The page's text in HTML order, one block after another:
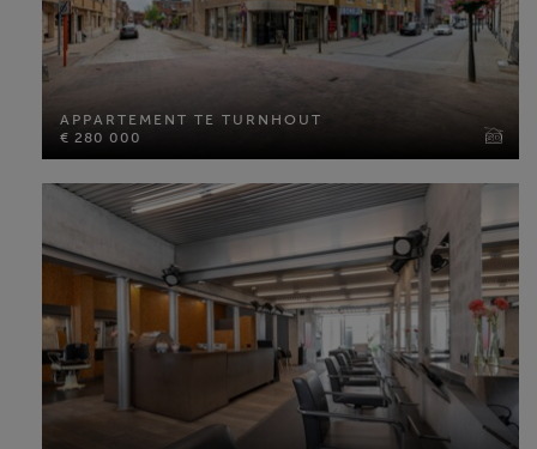
APPARTEMENT TE TURNHOUT
€ 280 000
APPARTEMENT TE TURNHOUT
MEER INFO
COMMERCIËLE WINKEL TE TURNHOUT